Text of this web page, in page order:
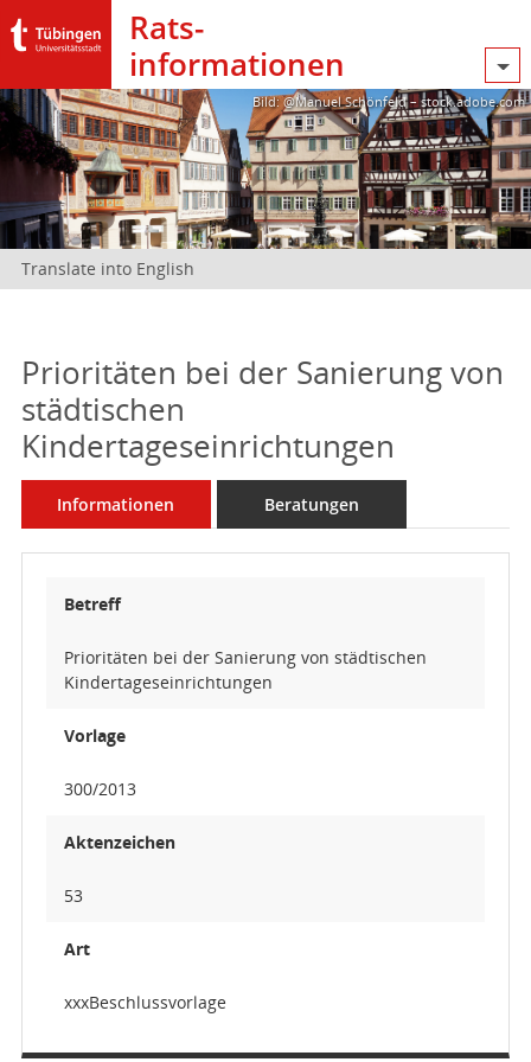
Rats­
informationen
Bild: @Manuel Schönfeld – stock.adobe.com
Translate into English
Prioritäten bei der Sanierung von
städtischen
Kindertageseinrichtungen
Informationen Beratungen
Betreff
Prioritäten bei der Sanierung von städtischen
Kindertageseinrichtungen
Vorlage
300/2013
Aktenzeichen
53
Art
xxxBeschlussvorlage